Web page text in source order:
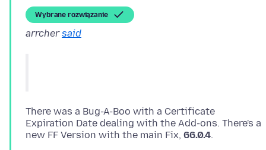
Wybrane rozwiązanie
arrchersaid
There was a Bug-A-Boo with a Certificate
Expiration Date dealing with the Add-ons. There's a
new FF Version with the main Fix, 66.0.4.